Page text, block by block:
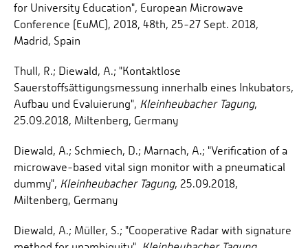
for University Education", European Microwave
Conference (EuMC), 2018, 48th, 25-27 Sept. 2018,
Madrid, Spain
Thull, R.; Diewald, A.; "Kontaktlose
Sauerstoffsättigungsmessung innerhalb eines Inkubators,
Aufbau und Evaluierung", Kleinheubacher Tagung,
25.09.2018, Miltenberg, Germany
Diewald, A.; Schmiech, D.; Marnach, A.; "Verification of a
microwave-based vital sign monitor with a pneumatical
dummy", Kleinheubacher Tagung, 25.09.2018,
Miltenberg, Germany
Diewald, A.; Müller, S.; "Cooperative Radar with signature